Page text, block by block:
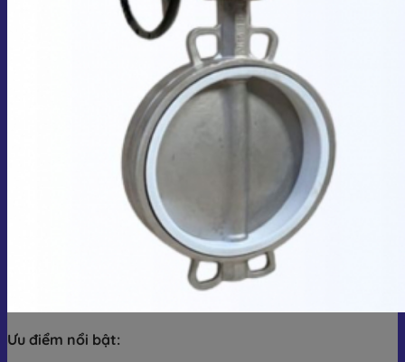
Ưu điểm nổi bật: